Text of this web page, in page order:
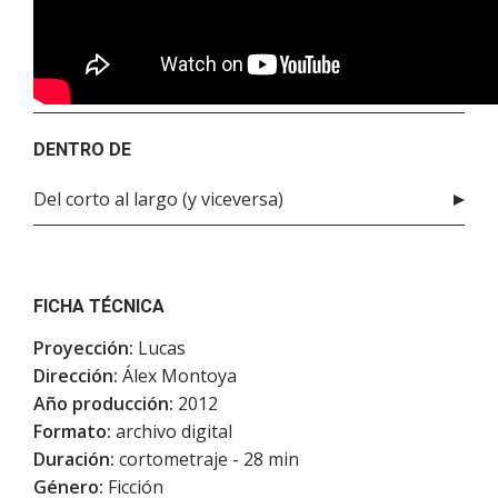
DENTRO DE
Del corto al largo (y viceversa)
FICHA TÉCNICA
Proyección: Lucas
Dirección: Álex Montoya
Año producción: 2012
Formato: archivo digital
Duración: cortometraje - 28 min
Género: Ficción